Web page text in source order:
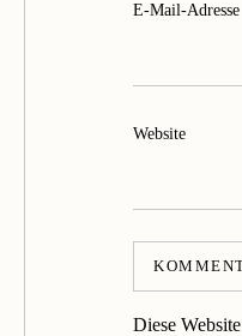
E-Mail-Adresse
Website
Diese